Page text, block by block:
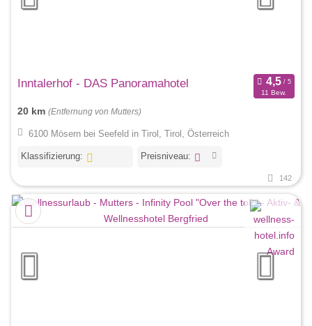
Inntalerhof - DAS Panoramahotel
11 Bew.
20 km (Entfernung von Mutters)
6100 Mösern bei Seefeld in Tirol, Tirol, Österreich
Klassifizierung: Preisniveau:
142